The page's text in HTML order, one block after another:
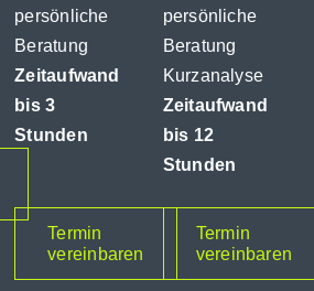
persönliche
Beratung
Zeitaufwand
bis 3
Stunden
Termin
vereinbaren
persönliche
Beratung
Kurzanalyse
Zeitaufwand
bis 12
Stunden
Termin
vereinbaren